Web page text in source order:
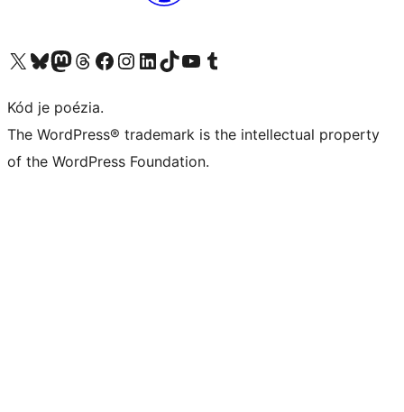
Navštívte náš účet na X (predtým Twitter)
Navštívte náš účet na platforme Bluesky
Navštívte náš účet na Mastodone
Navštívte náš účet na platforme Threads
Navštívte našu stránku na Facebooku
Navštívte náš účet Instagram
Navštívte náš účet LinkedIn
Navštívte náš účet na platforme TikTok
Navštívte náš kanál YouTube
Navštívte náš účet na platforme Tumblr
Kód je poézia.
The WordPress® trademark is the intellectual property
of the WordPress Foundation.